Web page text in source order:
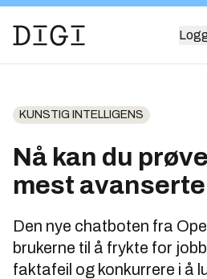
KUNSTIG INTELLIGENS
Nå kan du
mest
Den nye chatboten fra
brukerne til å frykte for
faktafeil og konkurrere i å